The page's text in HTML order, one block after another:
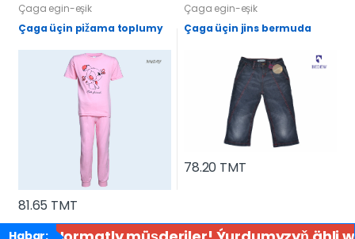
Çaga egin-eşik
Çaga üçin pižama toplumy
81.65 TMT
Çaga egin-eşik
Çaga üçin jins bermuda
78.20 TMT
Habar: